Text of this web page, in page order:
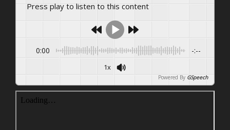
Press play to listen to this content
0:00 -:--
1x
Powered By GSpeech